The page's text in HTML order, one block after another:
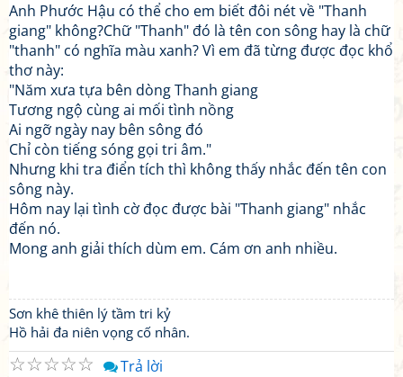
Anh Phước Hậu có thể cho em biết đôi nét về "Thanh
giang" không?Chữ "Thanh" đó là tên con sông hay là chữ
"thanh" có nghĩa màu xanh? Vì em đã từng được đọc khổ
thơ này:
"Năm xưa tựa bên dòng Thanh giang
Tương ngộ cùng ai mối tình nồng
Ai ngỡ ngày nay bên sông đó
Chỉ còn tiếng sóng gọi tri âm."
Nhưng khi tra điển tích thì không thấy nhắc đến tên con
sông này.
Hôm nay lại tình cờ đọc được bài "Thanh giang" nhắc
đến nó.
Mong anh giải thích dùm em. Cám ơn anh nhiều.
Sơn khê thiên lý tầm tri kỷ
Hồ hải đa niên vọng cố nhân.
☆
☆
☆
☆
☆ Trả lời